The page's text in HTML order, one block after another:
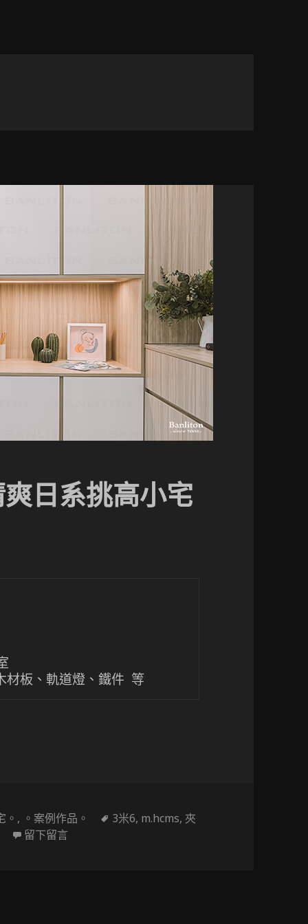
日系挑高小宅
材板、軌道燈、鐵件 等
。 , 。案例作品。
標
3米6, m.hcms, 夾
留下留言在 〔挑高夾層設計〕清爽日系挑高小宅也能兼顧